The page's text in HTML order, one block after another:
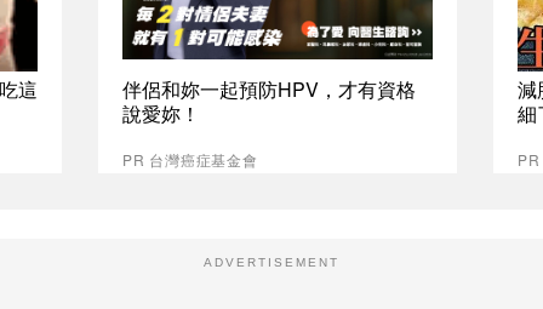
這
伴侶和妳一起預防HPV，才有資格
說愛妳！
PR 台灣癌症基金會
減
細
ADVERTISEMENT